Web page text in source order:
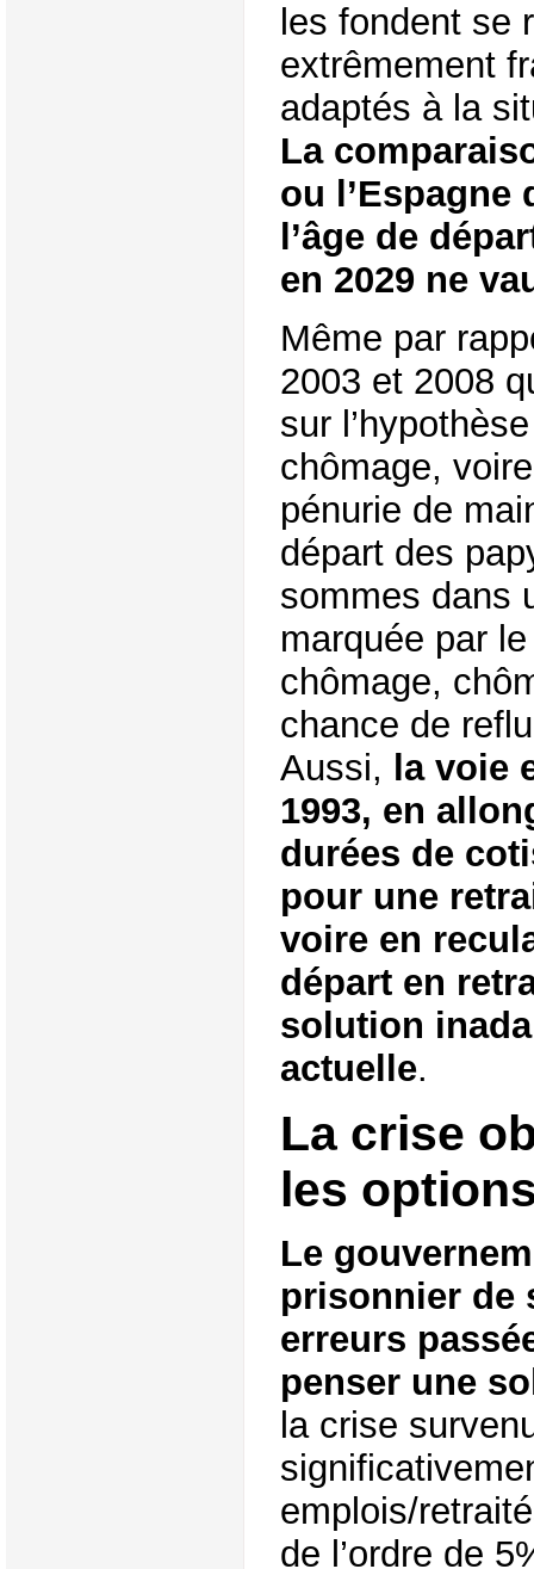
les fondent se
extrêmement
adaptés à la
La
ou l’Espagne
l’âge de
en 2029 ne
Même par
2003 et 2008
sur
chômage,
pénurie de
départ des
sommes dans
marquée par
chômage,
chance de
Aussi,
la voie
1993, en
durées de
pour une
voire en
départ en
solution
actuelle.
La crise
les
Le
prisonnier de
erreurs
penser une
la crise
emplois/
de l’ordre de